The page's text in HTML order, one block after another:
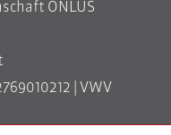
ONLUS
| VWV